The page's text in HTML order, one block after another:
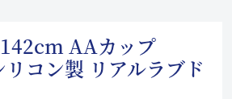
AAカップ
コン製 リアルラブド